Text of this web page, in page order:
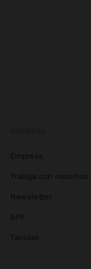
Empresa
Trabaja con nosotros
Newsletter
APP
Tiendas